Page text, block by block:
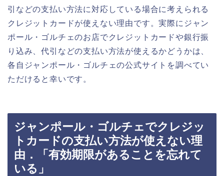
引などの支払い方法に対応している場合に考えられる
クレジットカードが使えない理由です。実際にジャン
ポール・ゴルチェのお店でクレジットカードや銀行振
り込み、代引などの支払い方法が使えるかどうかは、
各自ジャンポール・ゴルチェの公式サイトを調べてい
ただけると幸いです。
ジャンポール・ゴルチェでクレジッ
トカードの支払い方法が使えない理
由．「有効期限があることを忘れて
いる」